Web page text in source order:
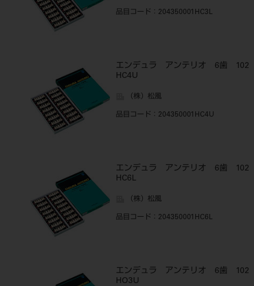
品目コード ：204350001HC3L
エンデュラ アンテリオ 6歯 102
HC4U
（株）松風
品目コード ：204350001HC4U
エンデュラ アンテリオ 6歯 102
HC6L
（株）松風
品目コード ：204350001HC6L
エンデュラ アンテリオ 6歯 102
HO3U